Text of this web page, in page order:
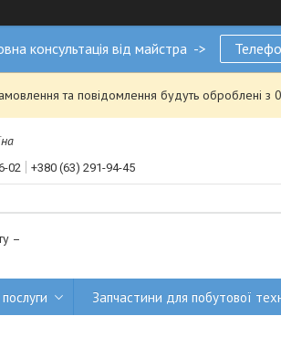
консультація від майстра ->
та повідомлення будуть оброблені
02 +380 (63) 291-94-45
–
Запчастини для побутової